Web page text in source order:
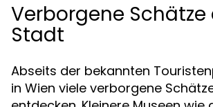
Verborgene Schätze
Stadt
Abseits der bekannten
in Wien viele verborgene